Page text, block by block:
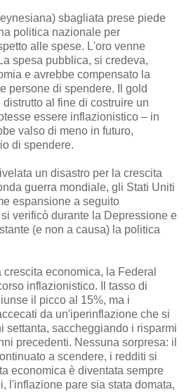
sbagliata prese piede
politica nazionale per
alle spese. L'oro venne
spesa pubblica, si credeva,
e avrebbe compensato la
persone di spendere. Il gold
al fine di costruire un
essere inflazionistico – in
valso di meno in futuro,
di spendere.
un disastro per la crescita
guerra mondiale, gli Stati Uniti
espansione a seguito
verificò durante la Depressione e
(e non a causa) la politica
economica, la Federal
inflazionistico. Il tasso di
il picco al 15%, ma i
da un'iperinflazione che si
settanta, saccheggiando i risparmi
precedenti. Nessuna sorpresa: il
a scendere, i redditi si
economica è diventata sempre
l'inflazione pare sia stata domata,